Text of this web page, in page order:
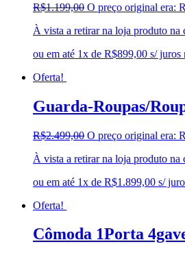
R$1.199,00 O preço original era:
À vista a retirar na loja produto na
ou em até 1x de R$899,00 s/ juros
Oferta!
Guarda-Roupas/
R$2.499,00 O preço original era:
À vista a retirar na loja produto na
ou em até 1x de R$1.899,00 s/
Oferta!
Cômoda 1Porta